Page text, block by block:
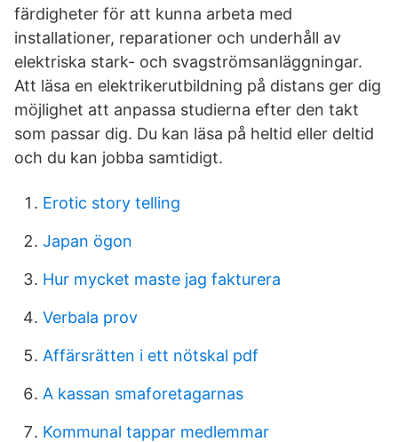
färdigheter för att kunna arbeta med
installationer, reparationer och underhåll av
elektriska stark- och svagströmsanläggningar.
Att läsa en elektrikerutbildning på distans ger dig
möjlighet att anpassa studierna efter den takt
som passar dig. Du kan läsa på heltid eller deltid
och du kan jobba samtidigt.
Erotic story telling
Japan ögon
Hur mycket maste jag fakturera
Verbala prov
Affärsrätten i ett nötskal pdf
A kassan smaforetagarnas
Kommunal tappar medlemmar